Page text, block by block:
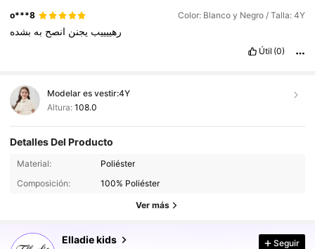
o***8 Color: Blanco y Negro / Talla: 4Y
رهييييب يجنن انصح به بشده
Útil (0)
Modelar es vestir:4Y
Altura: 108.0
Detalles Del Producto
Material:
Poliéster
Composición:
100% Poliéster
Ver más
Elladie kids
365K Seguidores
365K Seguidores
Seguir